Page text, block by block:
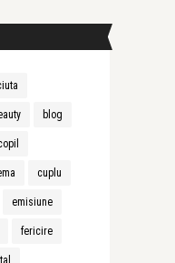
blog
cuplu
emisiune
fericire